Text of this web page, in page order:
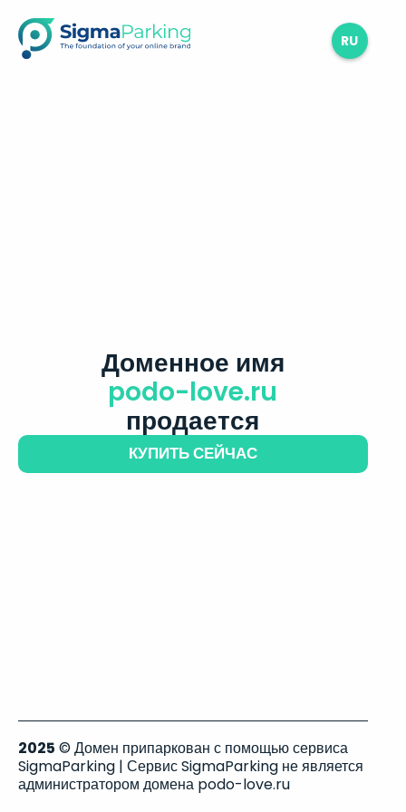
RU
Доменное имя
podo-love.ru
продается
КУПИТЬ СЕЙЧАС
2025 © Домен припаркован с помощью сервиса
SigmaParking | Сервис SigmaParking не является
администратором домена podo-love.ru